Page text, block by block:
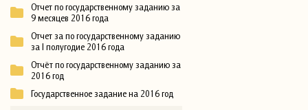
Отчет по государственному заданию за
9 месяцев 2016 года
Отчет за по государственному заданию
за I полугодие 2016 года
Отчёт по государственному заданию за
2016 год
Государственное задание на 2016 год